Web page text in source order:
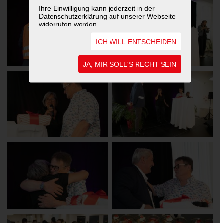
Ihre Einwilligung kann jederzeit in der
Datenschutzerklärung auf unserer Webseite
widerrufen werden.
ICH WILL ENTSCHEIDEN
JA, MIR SOLL'S RECHT SEIN